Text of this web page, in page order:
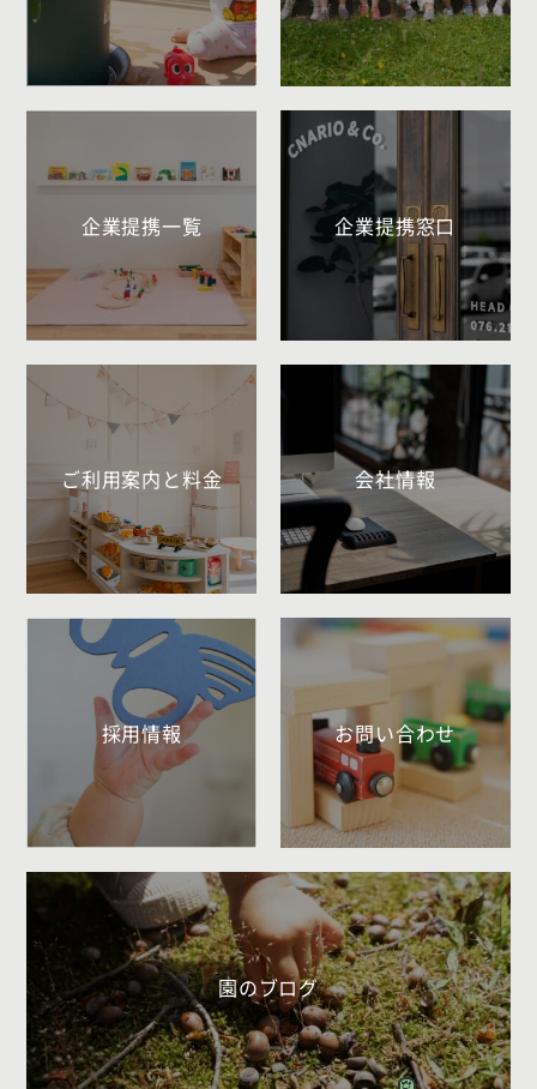
企業提携一覧 企業提携窓口
ご利用案内と料金 会社情報
採用情報 お問い合わせ
園のブログ